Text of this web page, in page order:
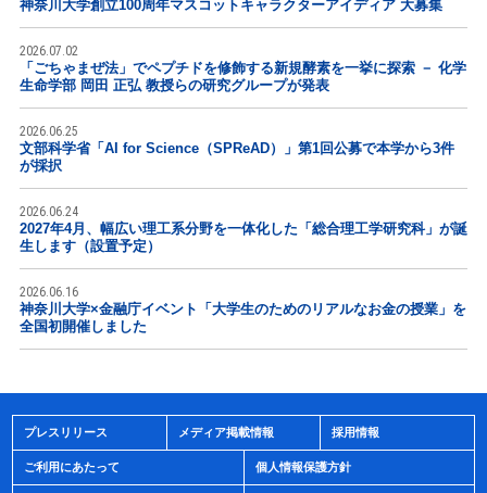
神奈川大学創立100周年マスコットキャラクターアイディア 大募集
2026.07.02
「ごちゃまぜ法」でペプチドを修飾する新規酵素を一挙に探索 － 化学
生命学部 岡田 正弘 教授らの研究グループが発表
2026.06.25
文部科学省「AI for Science（SPReAD）」第1回公募で本学から3件
が採択
2026.06.24
2027年4月、幅広い理工系分野を一体化した「総合理工学研究科」が誕
生します（設置予定）
2026.06.16
神奈川大学×金融庁イベント「大学生のためのリアルなお金の授業」を
全国初開催しました
プレスリリース メディア掲載情報 採用情報
ご利用にあたって 個人情報保護方針